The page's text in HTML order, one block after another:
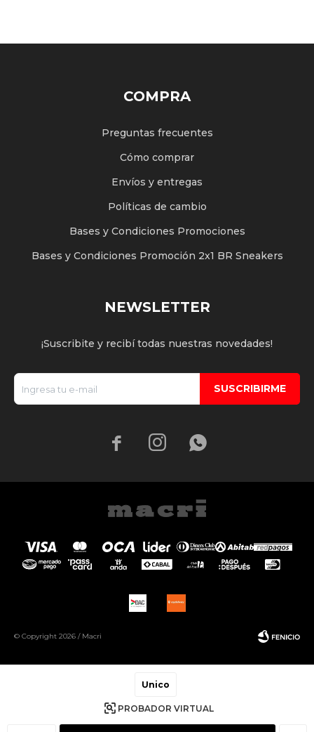
Unico
PROBADOR VIRTUAL
COMPRA
Preguntas frecuentes
Cómo comprar
Envíos y entregas
Políticas de cambio
Bases y Condiciones Promociones
Bases y Condiciones Promoción 2x1 BR Sneakers
NEWSLETTER
¡Suscribite y recibí todas nuestras novedades!
SUSCRIBIRME
  
© Copyright 2026 / Macri